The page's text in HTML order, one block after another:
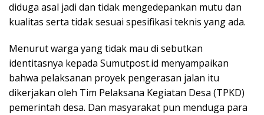
diduga asal jadi dan tidak mengedepankan mutu dan
kualitas serta tidak sesuai spesifikasi teknis yang ada.
Menurut warga yang tidak mau di sebutkan
identitasnya kepada Sumutpost.id menyampaikan
bahwa pelaksanan proyek pengerasan jalan itu
dikerjakan oleh Tim Pelaksana Kegiatan Desa (TPKD)
pemerintah desa. Dan masyarakat pun menduga para